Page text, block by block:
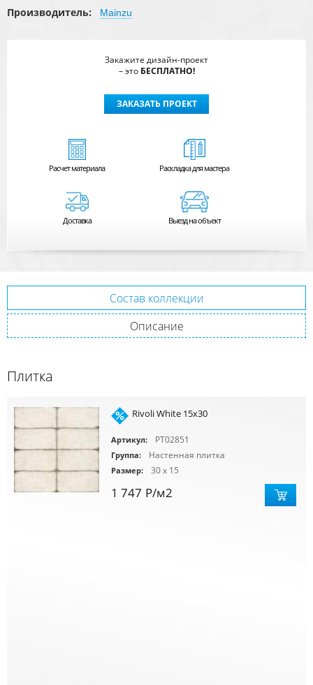
Производитель:
Mainzu
Закажите дизайн-проект
– это БЕСПЛАТНО!
ЗАКАЗАТЬ ПРОЕКТ
Расчетматериала Раскладка для мастера
Доставка Выезд на объект
Состав коллекции
Описание
Плитка
Rivoli White 15x30
Артикул: PT02851
Группа: Настенная плитка
Размер: 30 x 15
1 747 Р/м2